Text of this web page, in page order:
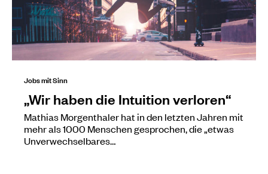
Jobs mit Sinn
„Wir haben die Intuition verloren“
Mathias Morgenthaler hat in den letzten Jahren mit
mehr als 1000 Menschen gesprochen, die „etwas
Unverwechselbares…